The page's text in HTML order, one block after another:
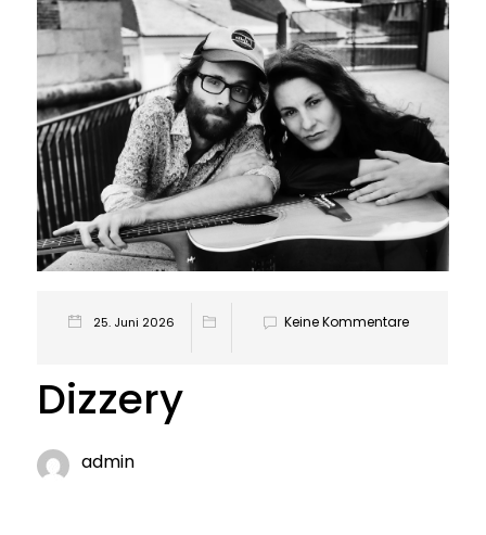
25. Juni 2026 Keine Kommentare
Dizzery
admin